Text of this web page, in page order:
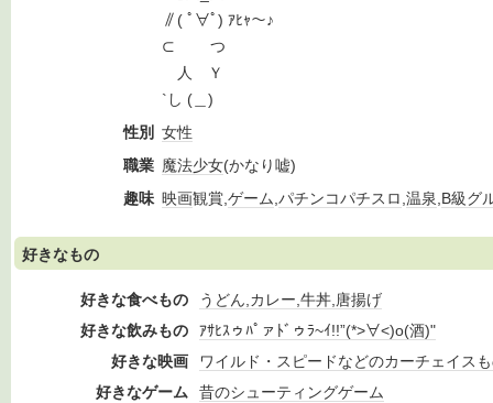
∥( ﾟ∀ﾟ) ｱﾋｬ～♪
⊂ つ
人 Ｙ
`し (＿)
性別
女性
職業 魔法少女(かなり嘘)
趣味 映画観賞,ゲーム,パチンコパチスロ,温泉,B級グ
好きなもの
好きな食べもの
うどん,カレー,牛丼,唐揚げ
好きな飲みもの
ｱｻﾋｽゥﾊﾟァﾄﾞゥﾗ~ｲ!!”(*>∀<)o(酒)"
好きな映画
ワイルド・スピードなどのカーチェイス
好きなゲーム
昔のシューティングゲーム